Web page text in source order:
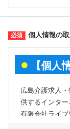
個人情報の
【個人
広島介護求人
供するインター
有限会社ライ